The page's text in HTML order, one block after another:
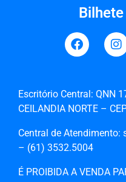
Escritório Central: QNN
CEILANDIA NORTE –
Central de Atendimento:
– (61)‎‎ 3532.5004
É PROIBIDA A VENDA